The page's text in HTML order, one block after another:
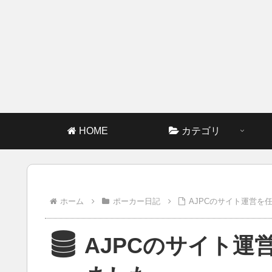
HOME カテゴリ
ホーム ポーカー日記 AJPCのサイト運営を
AJPCのサイト運